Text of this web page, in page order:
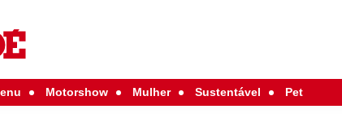
Motorshow Mulher Sustentável Pet